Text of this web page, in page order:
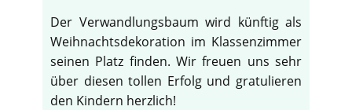
Der Verwandlungsbaum wird künftig als
Weihnachtsdekoration im Klassenzimmer
seinen Platz finden. Wir freuen uns sehr
über diesen tollen Erfolg und gratulieren
den Kindern herzlich!